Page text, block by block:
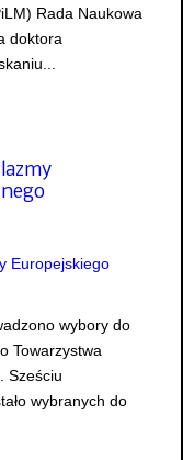
Rada Naukowa
doktora
wybory do
Towarzystwa
Sześciu
wybranych do